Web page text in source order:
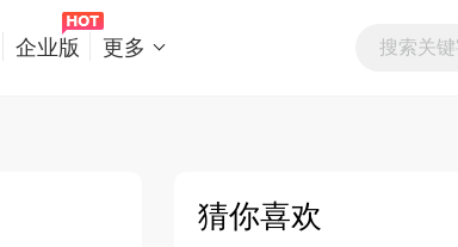
企业版 更多
猜你喜欢